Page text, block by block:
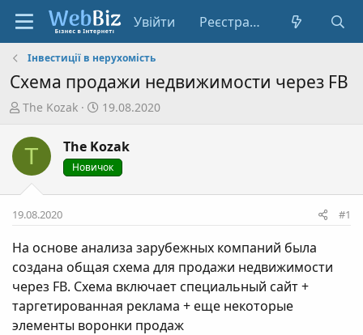
Увійти Реєстрація
Інвестиції в нерухомість
Схема продажи недвижимости через FB
А
т
р
т
е
и
The Kozak
Д
т
а
с
т
р
н
н
я
19.08.2020
T The Kozak
Новичок
19.08.2020 #1
На основе анализа зарубежных компаний была
создана общая схема для продажи недвижимости
через FB. Схема включает специальный сайт +
таргетированная реклама + еще некоторые
элементы воронки продаж